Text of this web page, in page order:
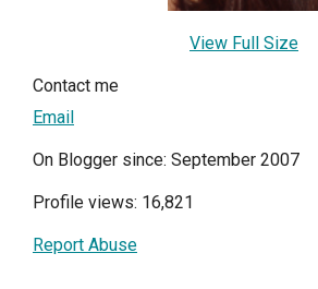
View Full Size
Contact me
Email
On Blogger since: September 2007
Profile views: 16,821
Report Abuse